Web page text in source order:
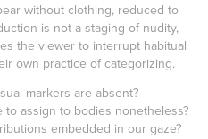
without clothing, reduced to
is not a staging of nudity,
the viewer to interrupt habitual
own practice of categorizing.
markers are absent?
assign to bodies nonetheless?
embedded in our gaze?